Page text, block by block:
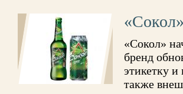
«Сокол»
бренд
этикетку
также